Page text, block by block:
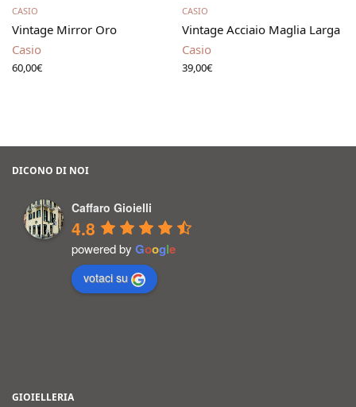
CASIO
Vintage Mirror Oro
Casio
60,00€
CASIO
Vintage Acciaio Maglia Larga
Casio
39,00€
DICONO DI NOI
Caffaro Gioielli
4.8
powered by Google
votaci su
GIOIELLERIA